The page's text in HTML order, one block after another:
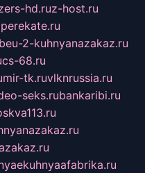
hd.ruz-host.ru
2-kuhnyanazakaz.ru
cs-68.ru
mir-tk.ruvlknrussia.ru
seks.rubankaribi.ru